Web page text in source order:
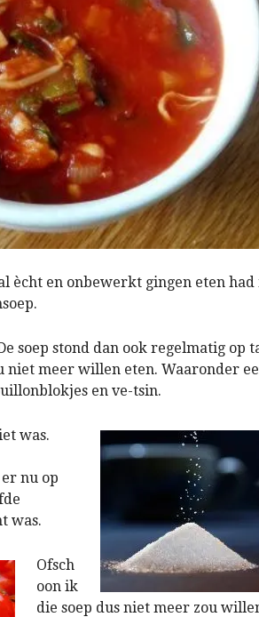
ècht en onbewerkt gingen eten had
soep stond dan ook regelmatig op
meer willen eten. Waaronder
en ve-tsin.
was.
nu op
was.
Ofsch
oon ik
die soep dus niet meer zou